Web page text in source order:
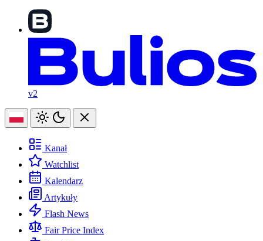
v2
Kanał
Watchlist
Kalendarz
Artykuły
Flash News
Fair Price Index